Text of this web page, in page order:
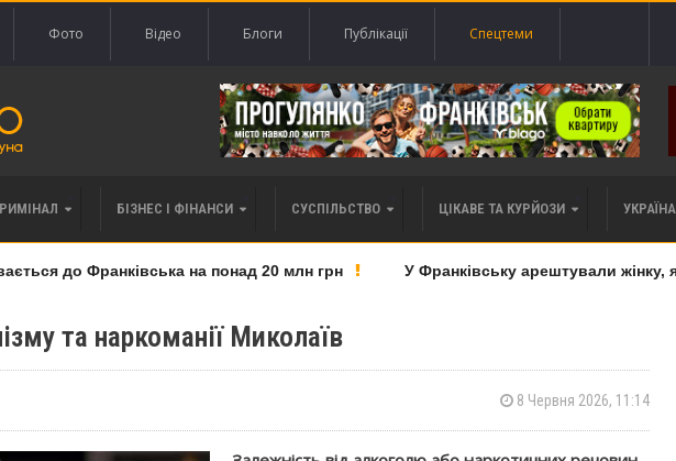
Фото Відео Блоги Публікації Спецтеми
БІЗНЕС І ФІНАНСИ СУСПІЛЬСТВО ЦІКАВЕ ТА КУРЙОЗИ
до Франківська на понад 20 млн грн У Франківську арештували жінку,
та наркоманії Миколаїв
8 Червня 2026, 11:14